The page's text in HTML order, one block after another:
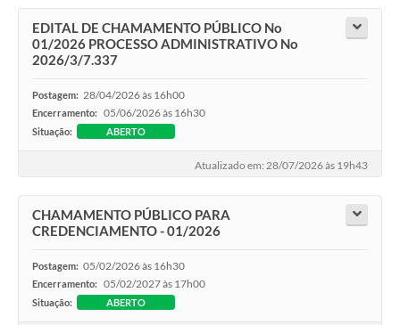
Enquete
Jornal
SIC
Contato
Editais
EDITAL DE CHAMAMENTO PÚBLICO No
01/2026 PROCESSO ADMINISTRATIVO No
2026/3/7.337
Postagem: 28/04/2026 às 16h00
Encerramento: 05/06/2026 às 16h30
Situação: ABERTO
Atualizado em: 28/07/2026 às 19h43
CHAMAMENTO PÚBLICO PARA
CREDENCIAMENTO - 01/2026
Postagem: 05/02/2026 às 16h30
Encerramento: 05/02/2027 às 17h00
Situação: ABERTO